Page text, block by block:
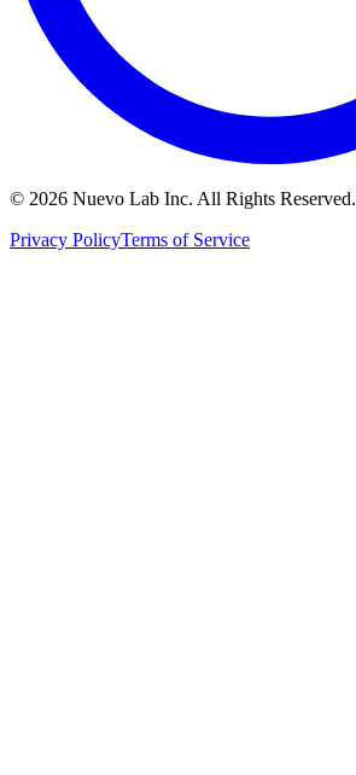
© 2026 Nuevo Lab Inc. All Rights Reserved.
Privacy PolicyTerms of Service